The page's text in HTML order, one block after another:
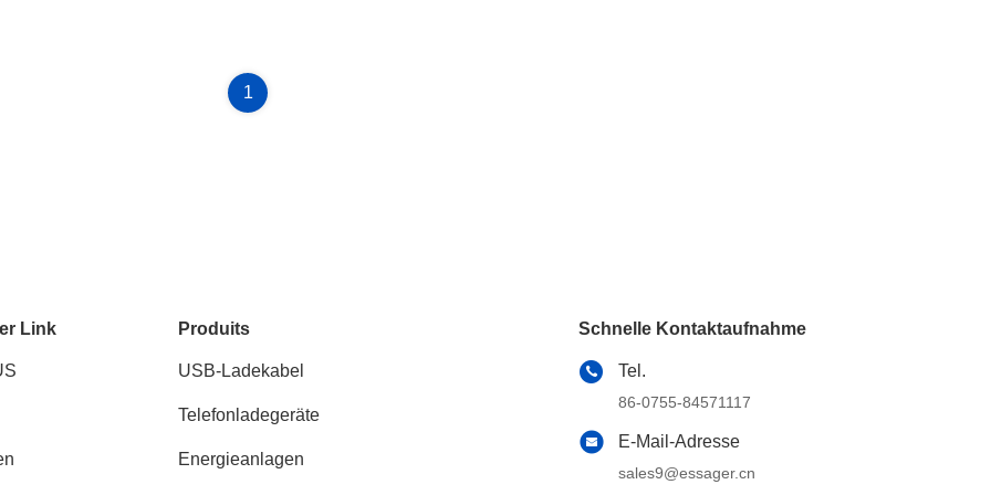
1
Link Produits
USB-Ladekabel
Telefonladegeräte
Energieanlagen
Schnelle Kontaktaufnahme
Tel.
86-0755-84571117
E-Mail-Adresse
sales9@essager.cn